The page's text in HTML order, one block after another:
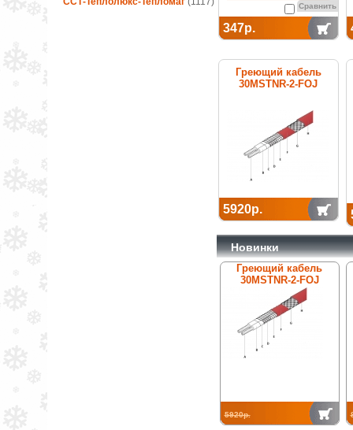
Сравнить
347р.
Греющий кабель
30MSTNR-2-FOJ
5920р.
Новинки
Греющий кабель
30MSTNR-2-FOJ
5920р.